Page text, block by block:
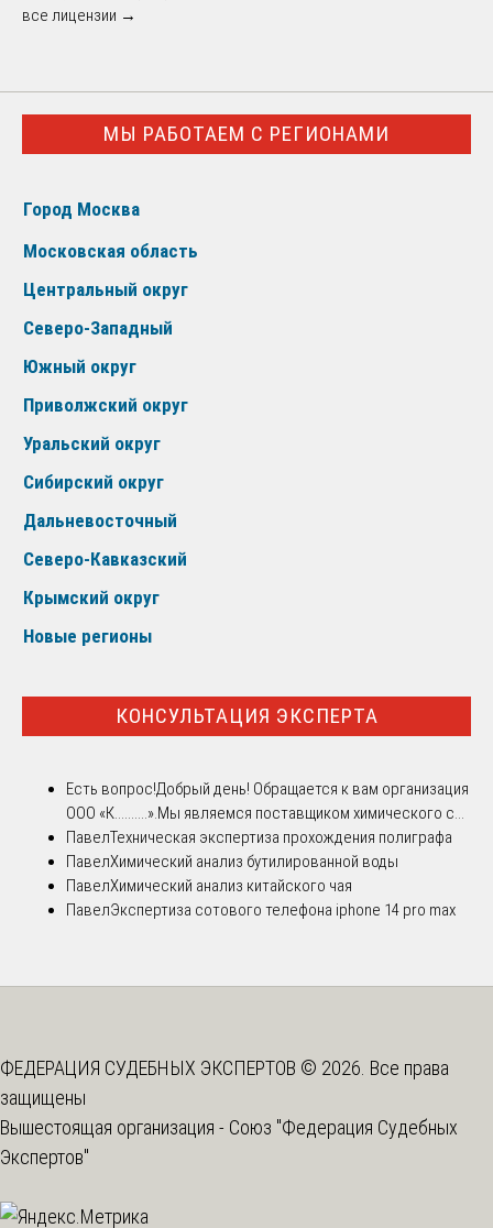
все лицензии →
МЫ РАБОТАЕМ С РЕГИОНАМИ
Город Москва
Московская область
Центральный округ
Северо-Западный
Южный округ
Приволжский округ
Уральский округ
Сибирский округ
Дальневосточный
Северо-Кавказский
Крымский округ
Новые регионы
КОНСУЛЬТАЦИЯ ЭКСПЕРТА
Есть вопрос!Добрый день! Обращается к вам организация
ООО «К..........».Мы являемся поставщиком химического с...
ПавелТехническая экспертиза прохождения полиграфа
ПавелХимический анализ бутилированной воды
ПавелХимический анализ китайского чая
ПавелЭкспертиза сотового телефона iphone 14 pro max
ФЕДЕРАЦИЯ СУДЕБНЫХ ЭКСПЕРТОВ © 2026. Все права
защищены
Вышестоящая организация - Союз "Федерация Судебных
Экспертов"